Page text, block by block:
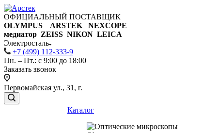
ОФИЦИАЛЬНЫЙ ПОСТАВЩИК
OLYMPUS ARSTEK NEXCOPE
медиатор ZEISS NIKON LEICA
Электросталь
+7 (499) 112-333-9
Пн. – Пт.: с 9:00 до 18:00
Заказать звонок
Первомайская ул., 31, г.
Каталог